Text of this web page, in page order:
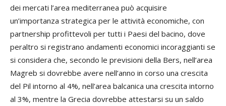
dei mercati l’area mediterranea può acquisire
un’importanza strategica per le attività economiche, con
partnership profittevoli per tutti i Paesi del bacino, dove
peraltro si registrano andamenti economici incoraggianti se
si considera che, secondo le previsioni della Bers, nell’area
Magreb si dovrebbe avere nell’anno in corso una crescita
del Pil intorno al 4%, nell’area balcanica una crescita intorno
al 3%, mentre la Grecia dovrebbe attestarsi su un saldo